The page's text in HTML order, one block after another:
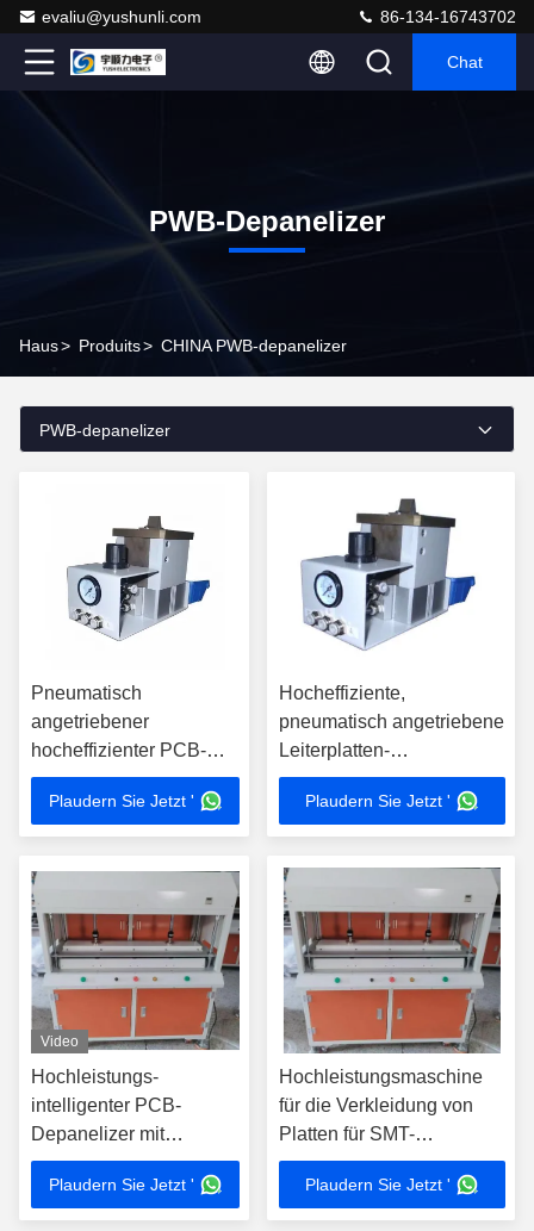
evaliu@yushunli.com 86-134-16743702
Chat
PWB-Depanelizer
Haus> Produits> CHINA PWB-depanelizer
PWB-depanelizer
Pneumatisch
angetriebener
hocheffizienter PCB-
Depanellierer mit
anpassbarem Schneider
für SMT-Montage
Plaudern Sie Jetzt '
Hocheffiziente,
pneumatisch angetriebene
Leiterplatten-
Nutzentrennmaschine mit
anpassbarem Schneider
für die SMT-Bestückung
Plaudern Sie Jetzt '
Video
Hochleistungs-
intelligenter PCB-
Depanelizer mit
20er/vollständigem
Plattenverstellbarem
Schneiden für SMT-
Plaudern Sie Jetzt '
Hochleistungsmaschine
für die Verkleidung von
Platten für SMT-
Produktionslinien
Plaudern Sie Jetzt '